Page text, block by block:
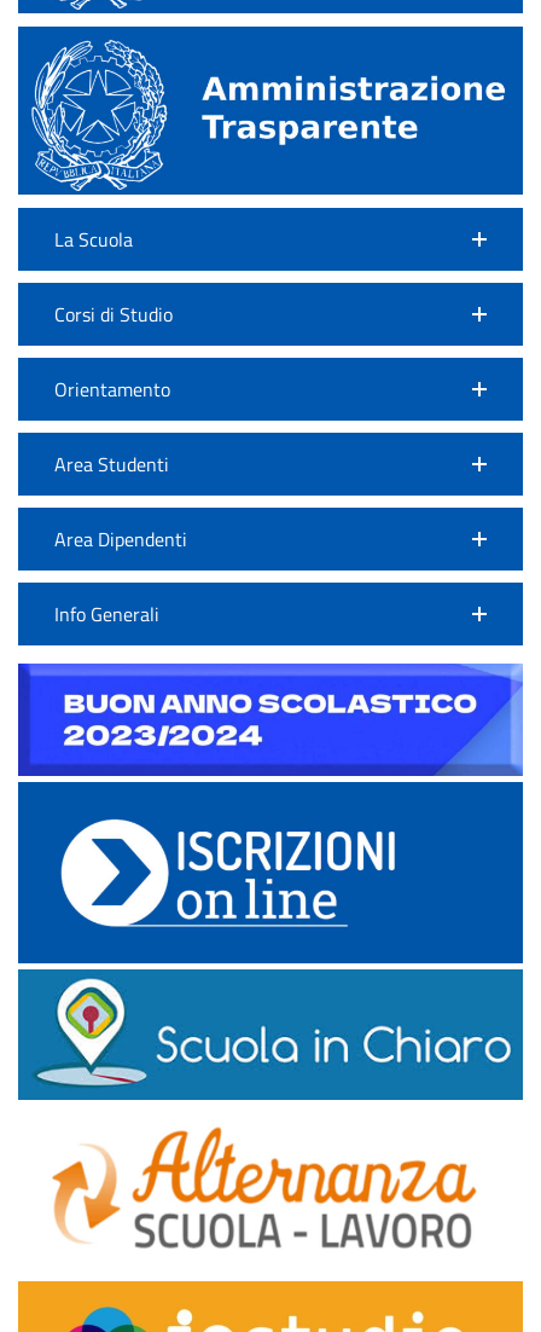
La Scuola
Corsi di Studio
Orientamento
Area Studenti
Area Dipendenti
Info Generali